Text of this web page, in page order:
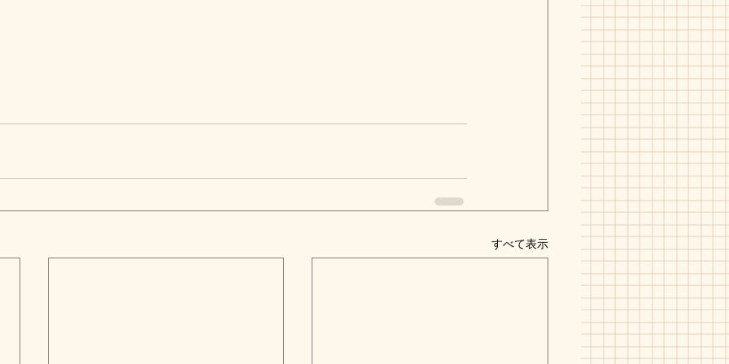
すべて表示